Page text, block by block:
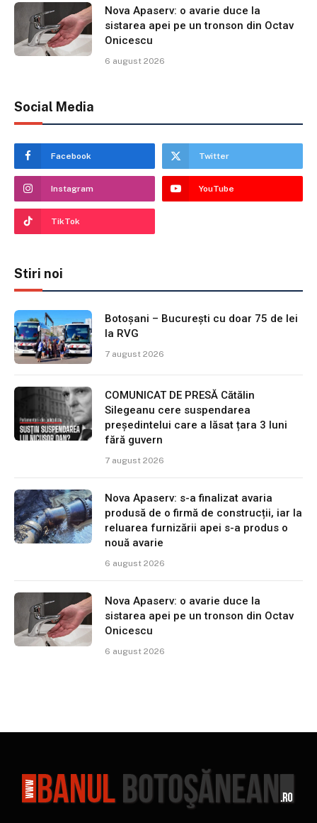
Nova Apaserv: o avarie duce la
sistarea apei pe un tronson din Octav
Onicescu
6 august 2026
Social Media
Facebook Twitter
Instagram YouTube
TikTok
Stiri noi
Botoșani – București cu doar 75 de lei
la RVG
7 august 2026
COMUNICAT DE PRESĂ Cătălin
Silegeanu cere suspendarea
președintelui care a lăsat țara 3 luni
fără guvern
7 august 2026
Nova Apaserv: s-a finalizat avaria
produsă de o firmă de construcții, iar la
reluarea furnizării apei s-a produs o
nouă avarie
6 august 2026
Nova Apaserv: o avarie duce la
sistarea apei pe un tronson din Octav
Onicescu
6 august 2026